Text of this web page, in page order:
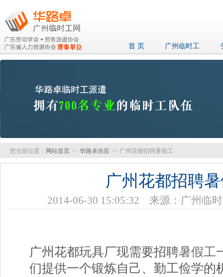
首 页 广州临时工
您当前位置： 网站首页 >> 华路卓供应 >> 广州花都招聘暑假工
广州花都招聘
2014-06-30 15:05:32 来源：广州临
广州花都玩具厂现需要招聘暑假工
们提供一个锻炼自己、勤工俭学的